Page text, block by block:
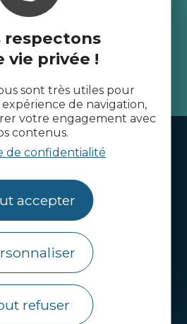
respectons
vie privée !
sont très utiles pour
de navigation,
votre engagement avec
contenus.
de confidentialité
accepter
refuser
des
d’Armor
m'abonne
tourisme
pratiques
Destination
Touristique et
des Côtes d’Armor.
sommes nous ?